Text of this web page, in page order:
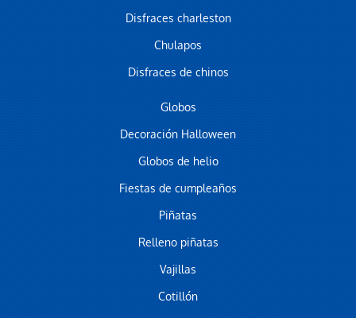
Disfraces charleston
Chulapos
Disfraces de chinos
Globos
Decoración Halloween
Globos de helio
Fiestas de cumpleaños
Piñatas
Relleno piñatas
Vajillas
Cotillón